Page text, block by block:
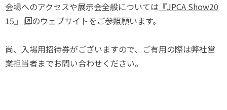
会場へのアクセスや展示会全般については 『JPCA Show20
15』
のウェブサイトをご参照願います。
尚、入場用招待券がございますので、ご有用の際は弊社営
業担当者までお問い合わせください。